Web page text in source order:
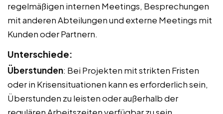
regelmäßigen internen Meetings, Besprechungen
mit anderen Abteilungen und externe Meetings mit
Kunden oder Partnern.
Unterschiede:
Überstunden: Bei Projekten mit strikten Fristen
oder in Krisensituationen kann es erforderlich sein,
Überstunden zu leisten oder außerhalb der